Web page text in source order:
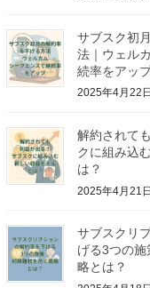
サブスク初
法｜ウェル
続率をアッ
2025年4月22日
解約されて
クに組み込
は？
2025年4月21日
サブスクリ
げる3つの
略とは？